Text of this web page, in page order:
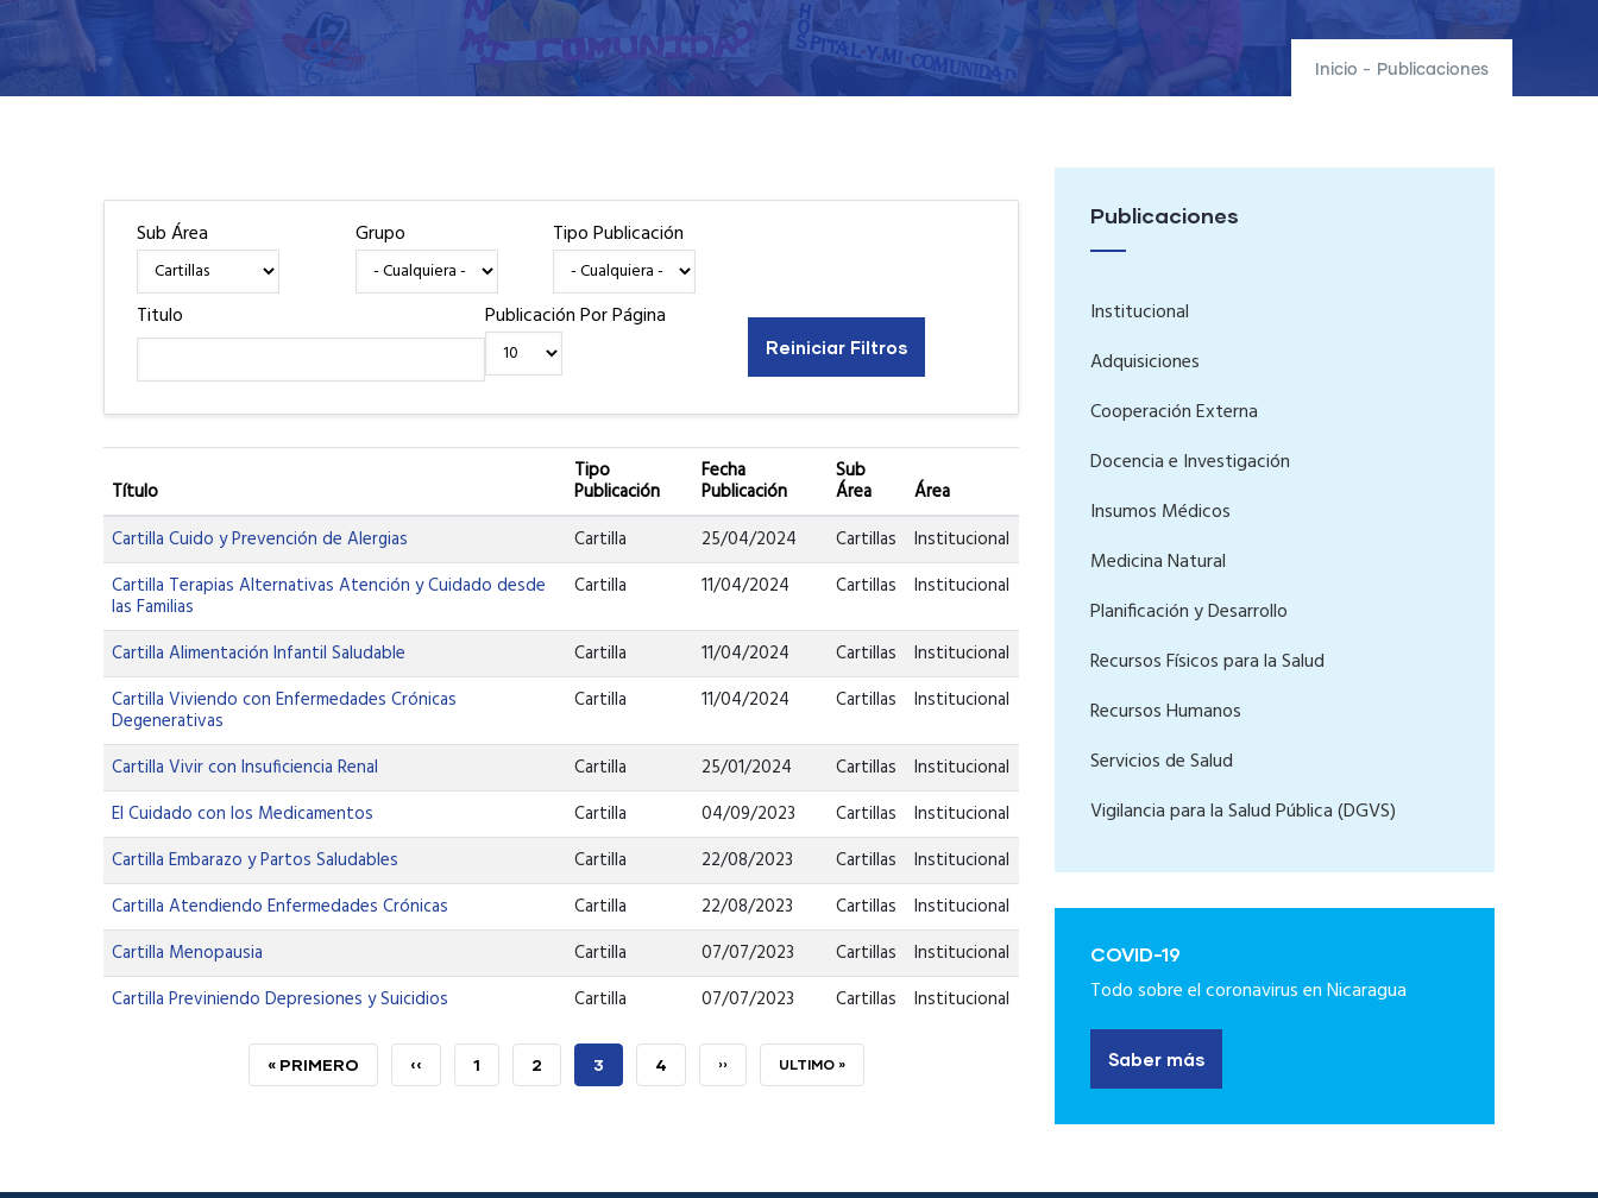
Inicio - Publicaciones
Sub Área Grupo Tipo Publicación
Titulo Publicación Por Página
Título
Tipo
Publicación
Fecha
Publicación
Sub
Área
Área
Cartilla Cuido y Prevención de Alergias
Cartilla 25/04/2024 Cartillas
Institucional
Cartilla Terapias Alternativas Atención y Cuidado desde
las Familias
Cartilla 11/04/2024 Cartillas Institucional
Cartilla Alimentación Infantil Saludable Cartilla 11/04/2024 Cartillas
Institucional
Cartilla Viviendo con Enfermedades Crónicas
Degenerativas
Cartilla 11/04/2024 Cartillas Institucional
Cartilla Vivir con Insuficiencia Renal Cartilla 25/01/2024 Cartillas
Institucional
El Cuidado con los Medicamentos
Cartilla 04/09/2023 Cartillas
Institucional
Cartilla Embarazo y Partos Saludables
Cartilla 22/08/2023 Cartillas
Institucional
Cartilla Atendiendo Enfermedades Crónicas
Cartilla 22/08/2023 Cartillas
Institucional
Cartilla Menopausia
Cartilla 07/07/2023 Cartillas
Institucional
Cartilla Previniendo Depresiones y Suicidios
Cartilla 07/07/2023 Cartillas Institucional
PRIMERA
« PRIMERO
PÁGINA
‹‹ PAGE
1 PAGE
2
PÁGINA
3 PAGE
4 SIGUIENTE
›› ÚLTIMA
ULTIMO »
Publicaciones
Institucional
Adquisiciones
Cooperación Externa
Docencia e Investigación
Insumos Médicos
Medicina Natural
Planificación y Desarrollo
Recursos Físicos para la Salud
Recursos Humanos
Servicios de Salud
Vigilancia para la Salud Pública (DGVS)
COVID-19
Todo sobre el coronavirus en Nicaragua
Saber más